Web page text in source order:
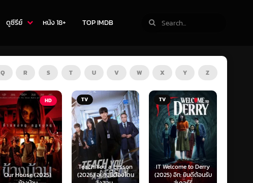
ดูซีรีย์ หนัง 18+ TOP IMDB
Q R S T U V W X Y Z
TV
Teach You a Lesson
(2026) อย่างนี้ต้องโดน
TV
IT Welcome to Derry
(2025) อิท: ยินดีต้อนรับ
HD
Beyond Sasquatch